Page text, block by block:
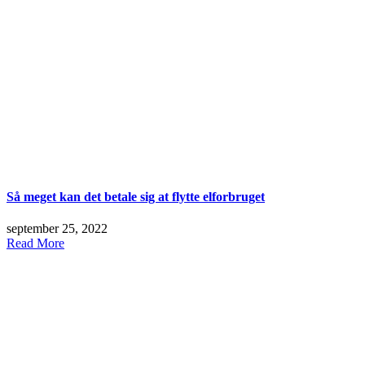
Så meget kan det betale sig at flytte elforbruget
september 25, 2022
Read More